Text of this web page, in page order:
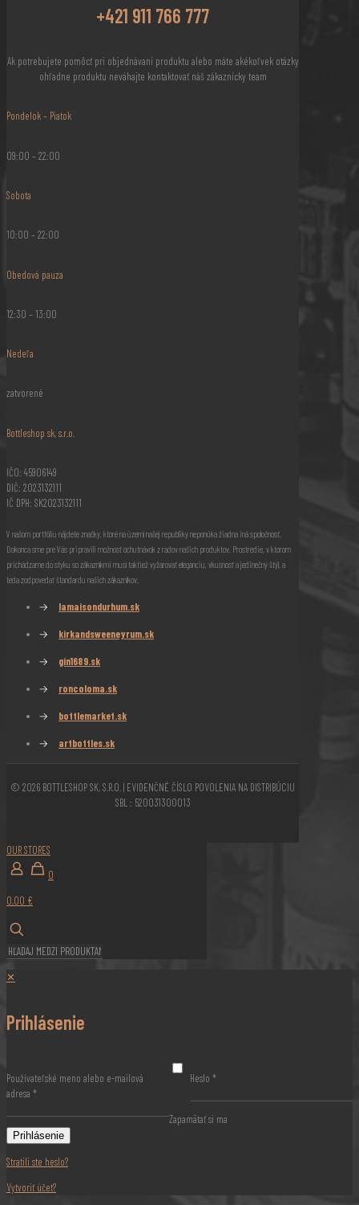
+421 911 766 777
Ak potrebujete pomôcť pri objednávaní produktu alebo máte akékoľvek otázky
ohľadne produktu neváhajte kontaktovať náš zákaznícky team
Pondelok – Piatok
09:00 – 22:00
Sobota
10:00 – 22:00
Obedová pauza
12:30 – 13:00
Nedeľa
zatvorené
Bottleshop sk, s.r.o.
IČO: 45906149
DIČ: 2023132111
IČ DPH: SK2023132111
V našom portfóliu nájdete značky, ktoré na území našej republiky neponúka žiadna iná spoločnosť.
Dokonca sme pre Vás pripravili možnosť ochutnávok z radov našich produktov. Prostredie, v ktorom
prichádzame do styku so zákazníkmi musí taktiež vyžarovať eleganciu, vkusnosť a jedinečný štýl, a
teda zodpovedať štandardu našich zákazníkov.
→ lamaisondurhum.sk
→ kirkandsweeneyrum.sk
→ gin1689.sk
→ roncoloma.sk
→ bottlemarket.sk
→ artbottles.sk
© 2026 BOTTLESHOP SK, S.R.O. | EVIDENČNÉ ČÍSLO POVOLENIA NA DISTRIBÚCIU
SBL : 520031300013
OUR STORES
0
0,00 €
✕
Prihlásenie
Používateľské meno alebo e-mailová
adresa *
Heslo *
Zapamätať si ma
Prihlásenie
Stratili ste heslo?
Vytvoriť účet?